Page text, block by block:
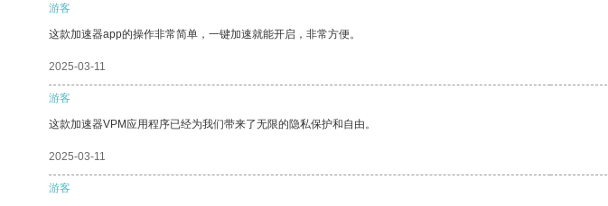
游客
这款加速器app的操作非常简单，一键加速就能开启，非常方便。
2025-03-11
游客
这款加速器VPM应用程序已经为我们带来了无限的隐私保护和自由。
2025-03-11
游客